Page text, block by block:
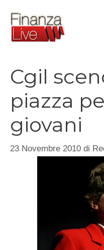
contenuto
Cgil
piazza
giovani
23 Novembre 2010 di